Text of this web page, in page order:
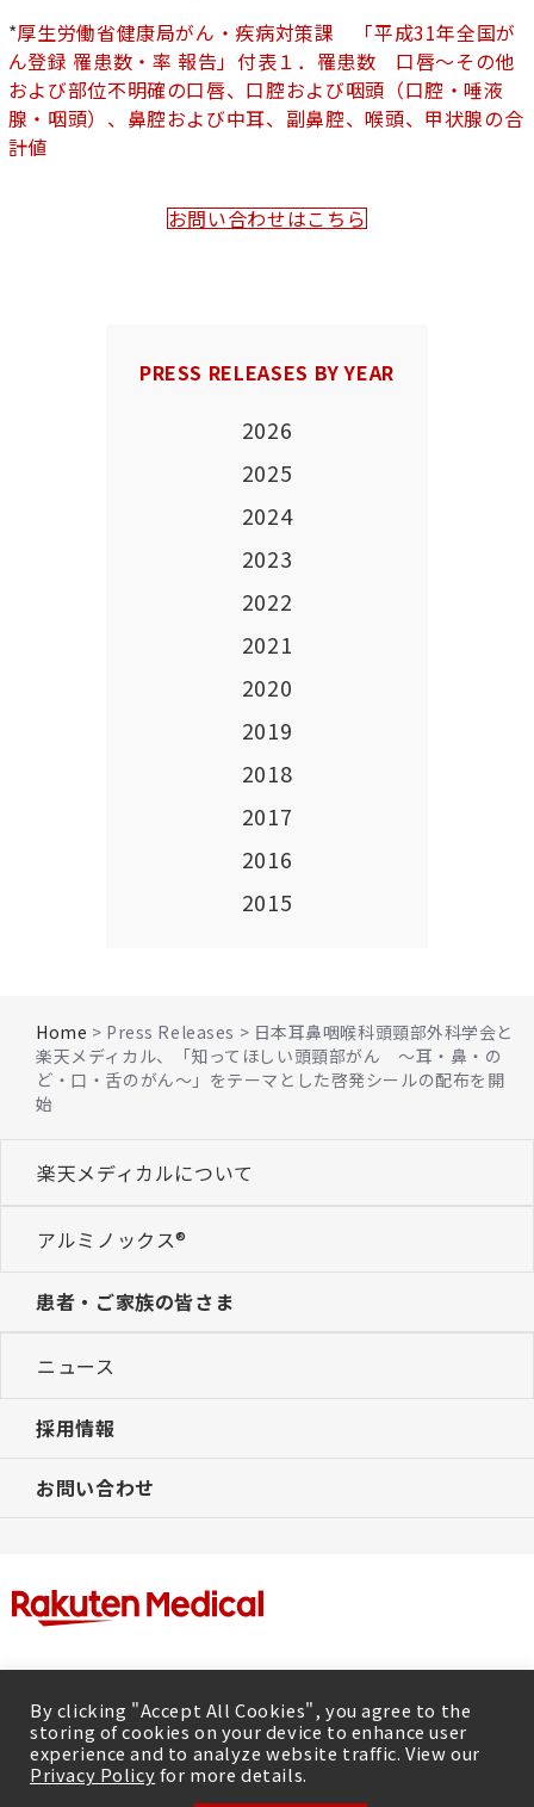
*厚生労働省健康局がん・疾病対策課 「平成31年全国が
ん登録 罹患数・率 報告」付表１．罹患数 口唇～その他
および部位不明確の口唇、口腔および咽頭（口腔・唾液
腺・咽頭）、鼻腔および中耳、副鼻腔、喉頭、甲状腺の合
計値
お問い合わせはこちら
PRESS RELEASES BY YEAR
2026
2025
2024
2023
2022
2021
2020
2019
2018
2017
2016
2015
Home > Press Releases > 日本耳鼻咽喉科頭頸部外科学会と
楽天メディカル、「知ってほしい頭頸部がん ～耳・鼻・の
ど・口・舌のがん～」をテーマとした啓発シールの配布を開
始
楽天メディカルについて
アルミノックス®
患者・ご家族の皆さま
ニュース
採用情報
お問い合わせ
利用規約|プライバシーポリシー
By clicking "Accept All Cookies", you agree to the
storing of cookies on your device to enhance user
experience and to analyze website traffic. View our
Privacy Policyfor more details.